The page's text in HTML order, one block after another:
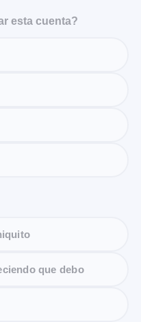
esta cuenta?
que debo